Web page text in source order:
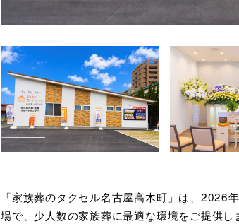
「家族葬のタクセル名古屋高木町」は、2026
場で、少人数の家族葬に最適な環境をご提供